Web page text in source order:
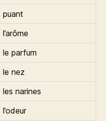
puant
l’arôme
le parfum
le nez
les narines
l’odeur